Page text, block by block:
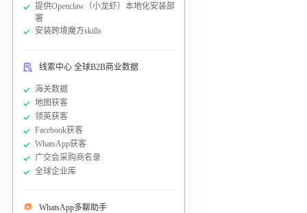
提供Openclaw（小龙虾）本地化安装部
署
安装跨境魔方skills
线索中心 全球B2B商业数据
海关数据
地图获客
领英获客
Facebook获客
WhatsApp获客
广交会采购商名录
全球企业库
WhatsApp多聊助手